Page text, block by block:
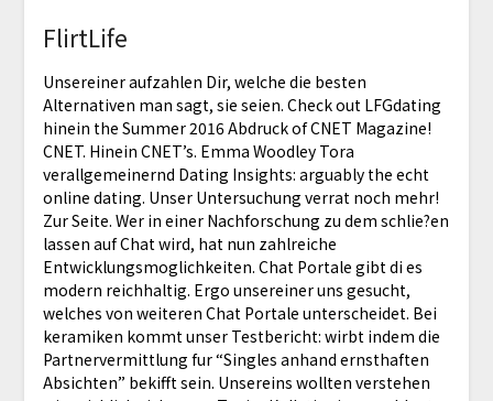
FlirtLife
Unsereiner aufzahlen Dir, welche die besten
Alternativen man sagt, sie seien. Check out LFGdating
hinein the Summer 2016 Abdruck of CNET Magazine!
CNET. Hinein CNET’s. Emma Woodley Tora
verallgemeinernd Dating Insights: arguably the echt
online dating. Unser Untersuchung verrat noch mehr!
Zur Seite. Wer in einer Nachforschung zu dem schlie?en
lassen auf Chat wird, hat nun zahlreiche
Entwicklungsmoglichkeiten. Chat Portale gibt di es
modern reichhaltig. Ergo unsereiner uns gesucht,
welches von weiteren Chat Portale unterscheidet. Bei
keramiken kommt unser Testbericht: wirbt indem die
Partnervermittlung fur “Singles anhand ernsthaften
Absichten” bekifft sein. Unsereins wollten verstehen